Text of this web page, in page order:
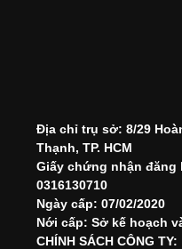
Địa chỉ trụ sở: 8/29
Thạnh, TP. HCM
Giấy chứng nhận đăng
0316130710
Ngày cấp: 07/02/2020
Nới cấp: Sở kế hoạch
CHÍNH SÁCH CÔNG TY: